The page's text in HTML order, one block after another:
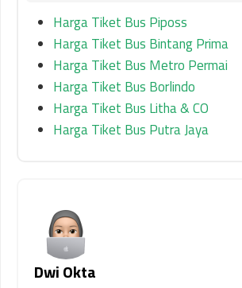
Harga Tiket Bus Piposs
Harga Tiket Bus Bintang Prima
Harga Tiket Bus Metro Permai
Harga Tiket Bus Borlindo
Harga Tiket Bus Litha & CO
Harga Tiket Bus Putra Jaya
Dwi Okta